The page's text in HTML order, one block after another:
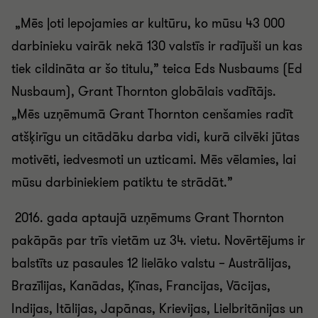
„Mēs ļoti lepojamies ar kultūru, ko mūsu 43 000
darbinieku vairāk nekā 130 valstīs ir radījuši un kas
tiek cildināta ar šo titulu,” teica Eds Nusbaums (Ed
Nusbaum), Grant Thornton globālais vadītājs.
„Mēs uzņēmumā Grant Thornton cenšamies radīt
atšķirīgu un citādāku darba vidi, kurā cilvēki jūtas
motivēti, iedvesmoti un uzticami. Mēs vēlamies, lai
mūsu darbiniekiem patiktu te strādāt.”
2016. gada aptaujā uzņēmums Grant Thornton
pakāpās par trīs vietām uz 34. vietu. Novērtējums ir
balstīts uz pasaules 12 lielāko valstu – Austrālijas,
Brazīlijas, Kanādas, Ķīnas, Francijas, Vācijas,
Indijas, Itālijas, Japānas, Krievijas, Lielbritānijas un